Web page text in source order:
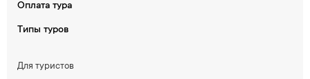
Оплата тура
Типы туров
Для туристов